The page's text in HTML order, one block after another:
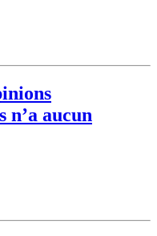
n’a aucun